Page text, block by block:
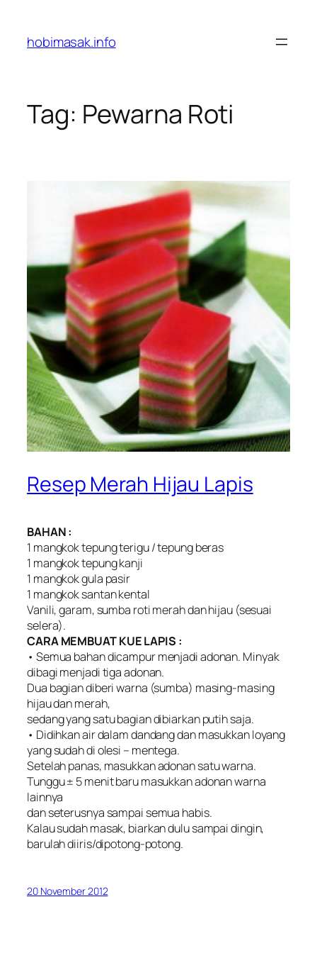
content
hobimasak.info
Tag: Pewarna Roti
Resep Merah Hijau Lapis
BAHAN :
1 mangkok tepung terigu / tepung beras
1 mangkok tepung kanji
1 mangkok gula pasir
1 mangkok santan kental
Vanili, garam, sumba roti merah dan hijau (sesuai
selera).
CARA MEMBUAT KUE LAPIS :
• Semua bahan dicampur menjadi adonan. Minyak
dibagi menjadi tiga adonan.
Dua bagian diberi warna (sumba) masing-masing
hijau dan merah,
sedang yang satu bagian dibiarkan putih saja.
• Didihkan air dalam dandang dan masukkan loyang
yang sudah di olesi – mentega.
Setelah panas, masukkan adonan satu warna.
Tunggu ± 5 menit baru masukkan adonan warna
lainnya
dan seterusnya sampai semua habis.
Kalau sudah masak, biarkan dulu sampai dingin,
barulah diiris/dipotong-potong.
20 November 2012